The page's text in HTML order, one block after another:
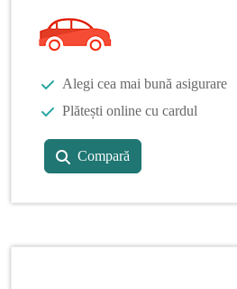
Alegi cea mai bună asigurare
Plătești online cu cardul
Compară